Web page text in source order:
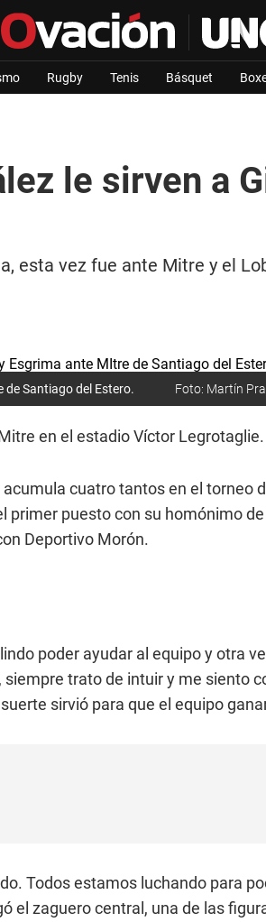
Rugby Tenis Básquet
le sirven a
esta vez fue ante Mitre y el
de Santiago del Estero. Foto: Martín
en el estadio Víctor Legrotaglie.
cuatro tantos en el torneo
primer puesto con su homónimo
Deportivo Morón.
poder ayudar al equipo y otra
trato de intuir y me siento
sirvió para que el equipo
Todos estamos luchando para
el zaguero central, una de las